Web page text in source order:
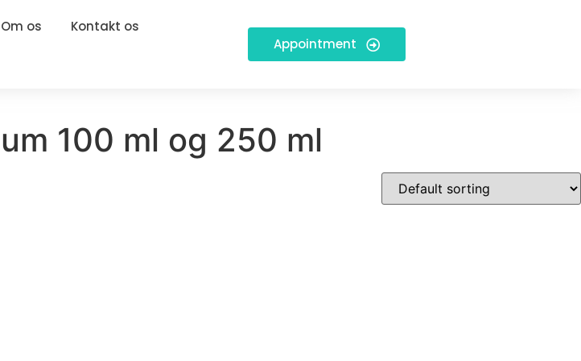
Om os Kontakt os
Appointment
100 ml og 250 ml